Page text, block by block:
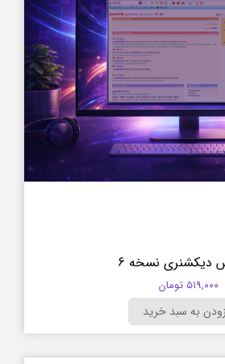
دیکشنری نسخه 6
۵۱۹,۰۰۰ تومان
به سبد خرید